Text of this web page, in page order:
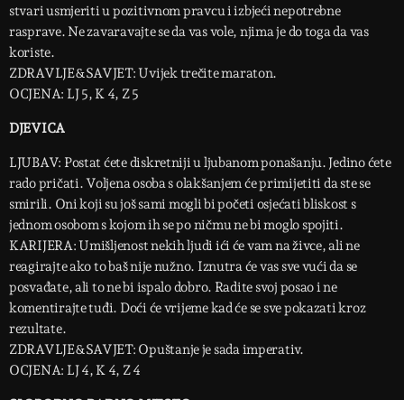
stvari usmjeriti u pozitivnom pravcu i izbjeći nepotrebne
rasprave. Ne zavaravajte se da vas vole, njima je do toga da vas
koriste.
ZDRAVLJE&SAVJET: Uvijek trečite maraton.
OCJENA: LJ 5, K 4, Z 5
DJEVICA
LJUBAV: Postat ćete diskretniji u ljubanom ponašanju. Jedino ćete
rado pričati. Voljena osoba s olakšanjem će primijetiti da ste se
smirili. Oni koji su još sami mogli bi početi osjećati bliskost s
jednom osobom s kojom ih se po ničmu ne bi moglo spojiti.
KARIJERA: Umišljenost nekih ljudi ići će vam na živce, ali ne
reagirajte ako to baš nije nužno. Iznutra će vas sve vući da se
posvađate, ali to ne bi ispalo dobro. Radite svoj posao i ne
komentirajte tuđi. Doći će vrijeme kad će se sve pokazati kroz
rezultate.
ZDRAVLJE&SAVJET: Opuštanje je sada imperativ.
OCJENA: LJ 4, K 4, Z 4